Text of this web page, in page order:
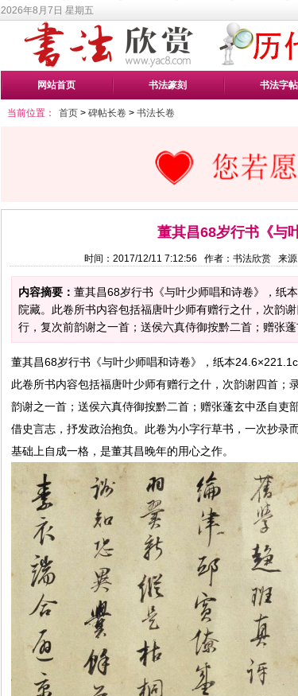
2026年8月7日 星期五
网站首页 书法篆刻 书法字帖
当前位置： 首页 > 碑帖长卷 > 书法长卷
董其昌68岁行书《与
时间：2017/12/11 7:12:56 作者：书法欣赏 来
内容摘要： 董其昌68岁行书《与叶少师唱和诗卷》，纸
院藏。此卷所书内容包括福唐叶少师有赠行之什，次韵
行，复次前韵谢之一首；送侯六真侍御按黔二首；赠张
董其昌68岁行书《与叶少师唱和诗卷》，纸本
此卷所书内容包括福唐叶少师有赠行之什，次韵谢四首；
韵谢之一首；送侯六真侍御按黔二首；赠张蓬玄中丞自吏
借史言志，抒发政治抱负。此卷为小字行草书，一次抄录
基础上自成一格，是董其昌晚年的用心之作。